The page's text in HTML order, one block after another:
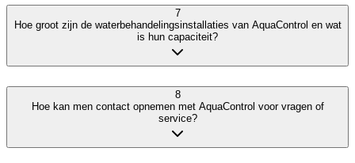
7
Hoe groot zijn de waterbehandelingsinstallaties van AquaControl en wat
is hun capaciteit?
8
Hoe kan men contact opnemen met AquaControl voor vragen of
service?